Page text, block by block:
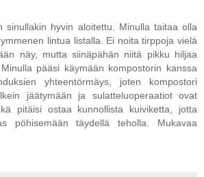
sinullakin hyvin aloitettu. Minulla taitaa olla
lintua listalla. Ei noita tirppoja vielä
näy, mutta siinäpähän niitä pikku hiljaa
pääsi käymään kompostorin kanssa
yhteentörmäys, joten kompostori
jäätymään ja sulatteluoperaatiot ovat
pitäisi ostaa kunnollista kuiviketta, jotta
pöhisemään täydellä teholla. Mukavaa